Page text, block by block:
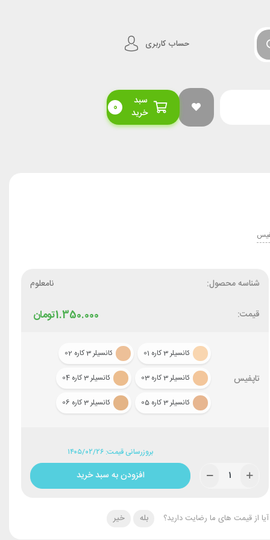
حساب کاربری
سبد
خرید
0
شناسه محصول: نامعلوم
قیمت: تومان1.350.000
تاپفیس
کانسیلر 3 کاره 01 کانسیلر 3 کاره 02
کانسیلر 3 کاره 03 کانسیلر 3 کاره 04
کانسیلر 3 کاره 05 کانسیلر 3 کاره 06
بروزرسانی قیمت: ۱۴۰۵/۰۲/۲۶
افزودن به سبد خرید
آیا از قیمت های ما رضایت دارید؟ بله خیر